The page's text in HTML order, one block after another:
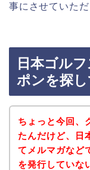
事にさせていた
日本ゴル
ポンを探し
ちょっと今回、
たんだけど、日
てメルマガなど
を発行していな